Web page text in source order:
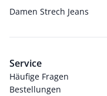
Damen Strech Jeans
Service
Häufige Fragen
Bestellungen